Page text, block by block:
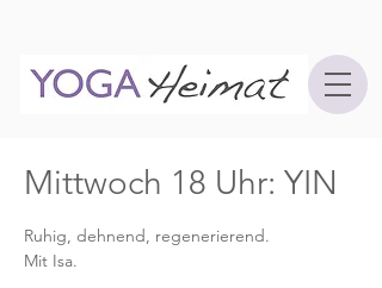
Mittwoch 18 Uhr: YIN
Ruhig, dehnend, regenerierend.
Mit Isa.